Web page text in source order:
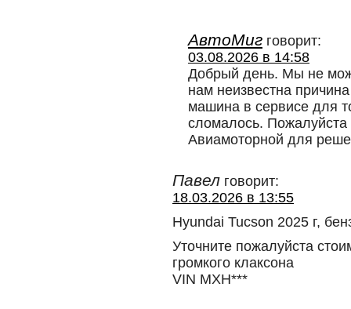
АвтоМиг говорит:
03.08.2026 в 14:58
Добрый день. Мы не
нам неизвестна
машина в сервисе для
сломалось.
Авиамоторной для
Павел говорит:
18.03.2026 в 13:55
Hyundai Tucson 2025 г,
Уточните пожалуйста
громкого клаксона
VIN MXH***